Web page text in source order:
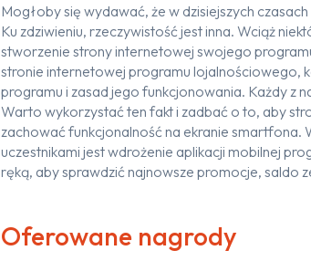
Mogłoby się wydawać, że w dzisiejszych
Ku zdziwieniu, rzeczywistość jest inna. Wciąż
stworzenie strony internetowej swojego
stronie internetowej programu lojalnościowego,
programu i zasad jego funkcjonowania. Każdy z
Warto wykorzystać ten fakt i zadbać o to, aby
zachować funkcjonalność na ekranie smartfona.
uczestnikami jest wdrożenie aplikacji mobilnej
ręką, aby sprawdzić najnowsze promocje, saldo
Oferowane nagrody